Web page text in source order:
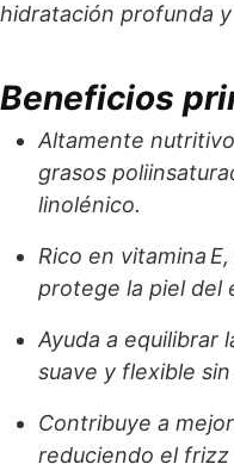
hidratación profunda
Beneficios
Altamente
grasos
linolénico.
Rico en vitamina
protege la piel del
Ayuda a equilibrar
suave y flexible
Contribuye a
reduciendo el